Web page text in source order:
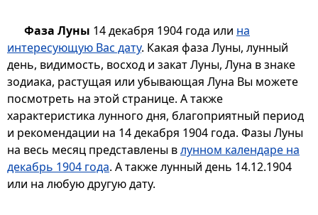
Фаза Луны 14 декабря 1904 года или на
интересующую Вас дату. Какая фаза Луны, лунный
день, видимость, восход и закат Луны, Луна в знаке
зодиака, растущая или убывающая Луна Вы можете
посмотреть на этой странице. А также
характеристика лунного дня, благоприятный период
и рекомендации на 14 декабря 1904 года. Фазы Луны
на весь месяц представлены влунном календаре на
декабрь 1904 года. А также лунный день 14.12.1904
или на любую другую дату.